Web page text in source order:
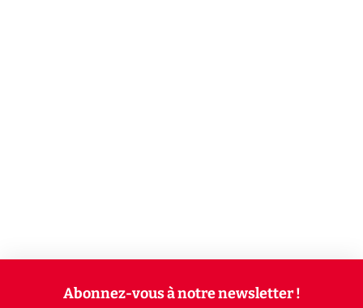
Abonnez-vous à notre newsletter !